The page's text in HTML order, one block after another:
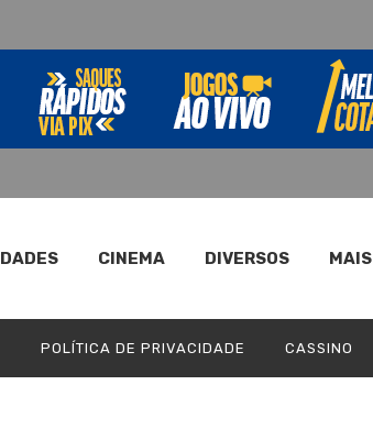
CINEMA DIVERSOS MAIS
POLÍTICA DE PRIVACIDADE CASSINO